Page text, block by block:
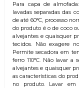
Para capa de
lavadas separadas das
de até 60°C, processo
do produto é o de coco
alvejantes e quaisquer
tecidos. Não exagere
Permite secadora em
ferro 110°C. Não lavar
alvejantes e quaisquer
as características do
no produto. Lavar